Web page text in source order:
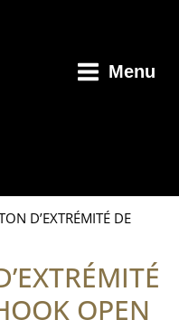
Menu
D’EXTRÉMITÉ DE
OPEN